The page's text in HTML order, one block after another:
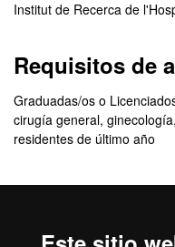
Institut de Recerca de
Requisitos de
Graduadas/os o
cirugía general,
residentes de último año
Criterios de